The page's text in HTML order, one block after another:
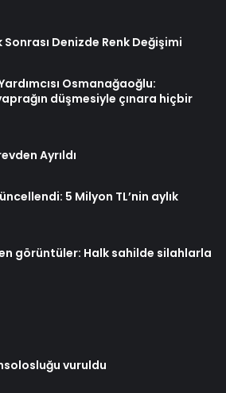
Denizde Renk Değişimi
Osmanağaoğlu:
düşmesiyle çınara hiçbir
Ayrıldı
5 Milyon TL’nin aylık
görüntüler: Halk sahilde silahlarla
vuruldu